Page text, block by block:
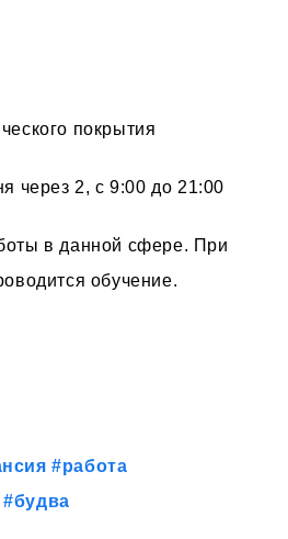
покрытия
через 2, с 9:00 до 21:00
в данной сфере. При
обучение.
#работа
#будва